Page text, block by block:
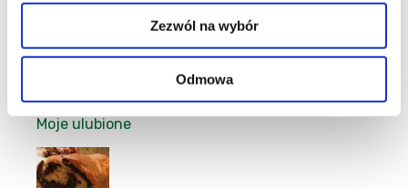
Zezwól na wybór
Odmowa
23
Moje ulubione